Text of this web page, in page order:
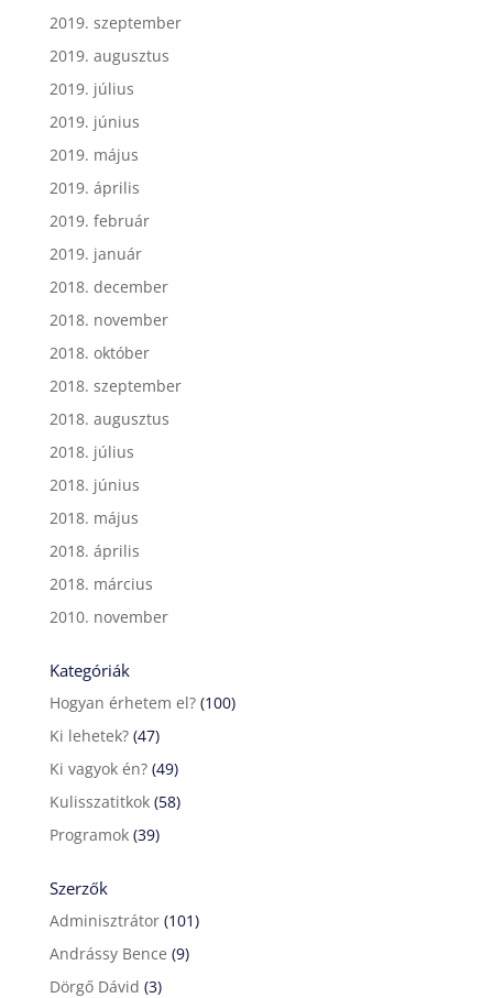
2019. szeptember
2019. augusztus
2019. július
2019. június
2019. május
2019. április
2019. február
2019. január
2018. december
2018. november
2018. október
2018. szeptember
2018. augusztus
2018. július
2018. június
2018. május
2018. április
2018. március
2010. november
Kategóriák
Hogyan érhetem el?(100)
Ki lehetek?(47)
Ki vagyok én?(49)
Kulisszatitkok(58)
Programok(39)
Szerzők
Adminisztrátor(101)
Andrássy Bence (9)
Dörgő Dávid (3)